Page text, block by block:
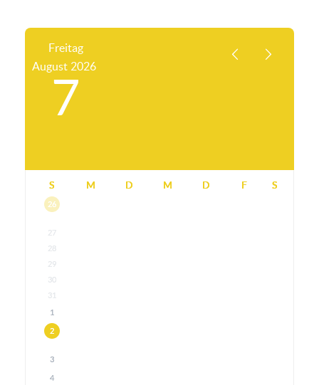
Freitag
August 2026
7
S M D M D F S
26
27
28
29
30
31
1
2
3
4